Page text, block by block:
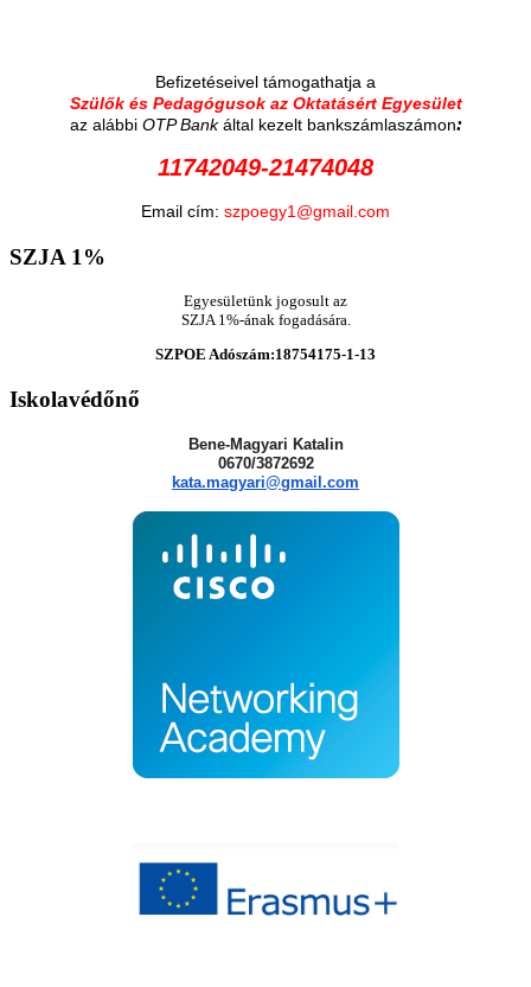
Befizetéseivel támogathatja a
Szülők és Pedagógusok az Oktatásért Egyesület
az alábbi OTP Bankáltal kezelt bankszámlaszámon:
11742049-21474048
Email cím: szpoegy1@gmail.com
SZJA 1%
Egyesületünk jogosult az
SZJA 1%-ának fogadására.
SZPOE Adószám:18754175-1-13
Iskolavédőnő
Bene-Magyari Katalin
0670/3872692
kata.magyari@gmail.com